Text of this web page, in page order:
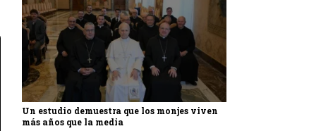
Un estudio demuestra que los monjes viven
más años que la media